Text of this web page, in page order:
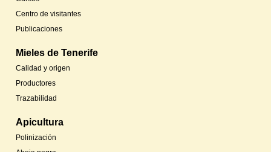
Centro de visitantes
Publicaciones
Mieles de Tenerife
Calidad y origen
Productores
Trazabilidad
Apicultura
Polinización